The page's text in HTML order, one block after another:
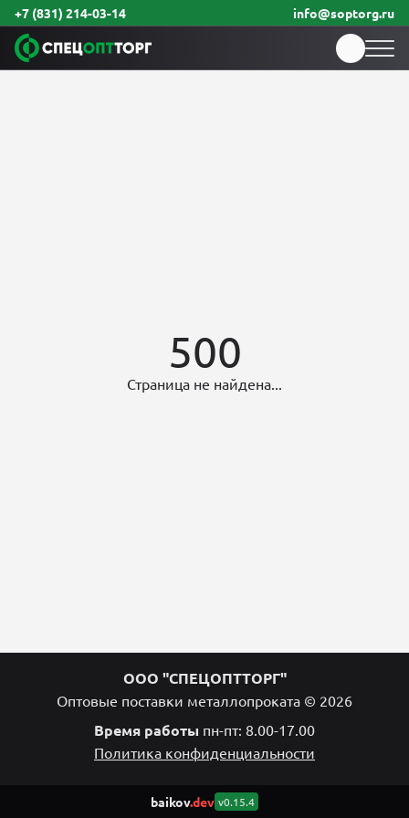
+7 (831) 214-03-14 info@soptorg.ru
500
Страница не найдена...
ООО "СПЕЦОПТТОРГ"
Оптовые поставки металлопроката © 2026
Время работы пн-пт: 8.00-17.00
Политика конфиденциальности
baikov.dev v0.15.4